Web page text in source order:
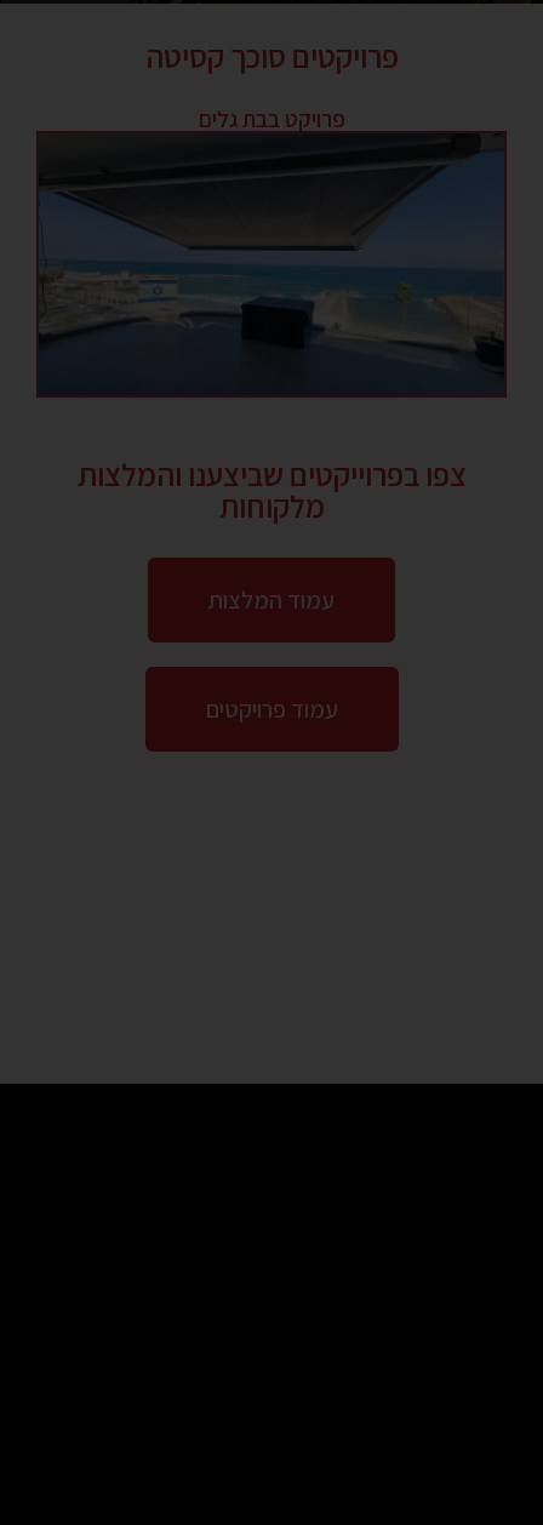
פרויקטים סוכך קסיטה
פרויקט בבת גלים
צפו בפרוייקטים שביצענו והמלצות
מלקוחות
עמוד המלצות
עמוד פרויקטים